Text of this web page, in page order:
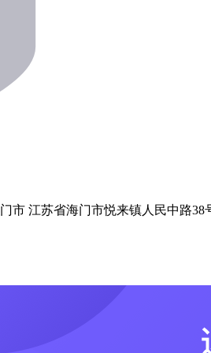
市 江苏省海门市悦来镇人民中路38